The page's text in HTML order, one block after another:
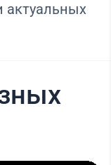
актуальных